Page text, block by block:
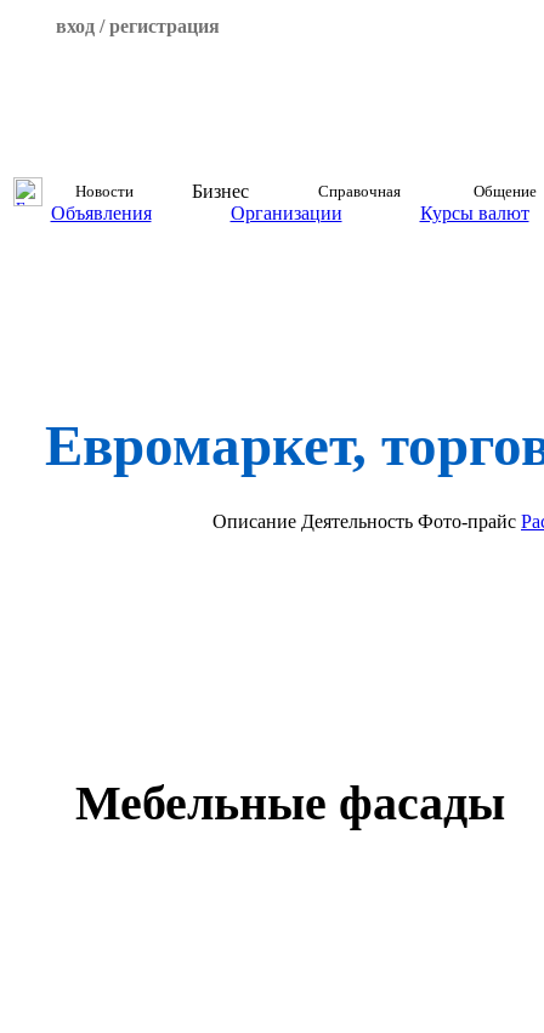
вход / регистрация
Новости Бизнес Справочная Общение
Объявления Организации Курсы валют
Евромаркет,
Описание Деятельность Фото-прайс
Мебельные фасады